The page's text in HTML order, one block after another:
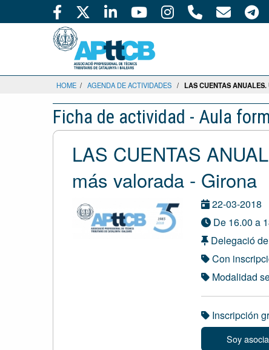
HOME / AGENDA DE ACTIVIDADES / LAS CUENTAS
Ficha de actividad - Aula
LAS CUENTAS
más valorada - Girona
22-03-2018
De 16.00 a
Delegació
Con
Modalidad
Inscripción
Soy